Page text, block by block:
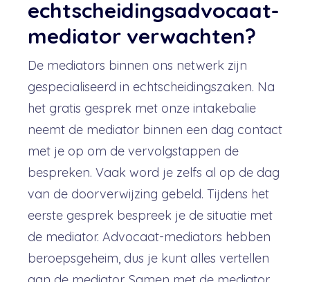
echtscheidingsadvocaat-
mediator verwachten?
De mediators binnen ons netwerk zijn
gespecialiseerd in echtscheidingszaken. Na
het gratis gesprek met onze intakebalie
neemt de mediator binnen een dag contact
met je op om de vervolgstappen de
bespreken. Vaak word je zelfs al op de dag
van de doorverwijzing gebeld. Tijdens het
eerste gesprek bespreek je de situatie met
de mediator. Advocaat-mediators hebben
beroepsgeheim, dus je kunt alles vertellen